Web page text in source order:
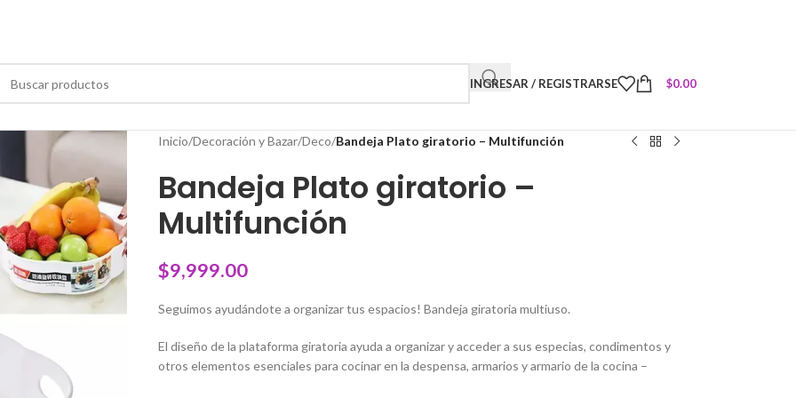
INGRESAR / REGISTRARSE $0.00
Inicio/Decoración y Bazar/Deco/Bandeja Plato giratorio – Multifunción
Bandeja Plato giratorio –
Multifunción
$9,999.00
Seguimos ayudándote a organizar tus espacios! Bandeja giratoria multiuso.
El diseño de la plataforma giratoria ayuda a organizar y acceder a sus especias, condimentos y
otros elementos esenciales para cocinar en la despensa, armarios y armario de la cocina –